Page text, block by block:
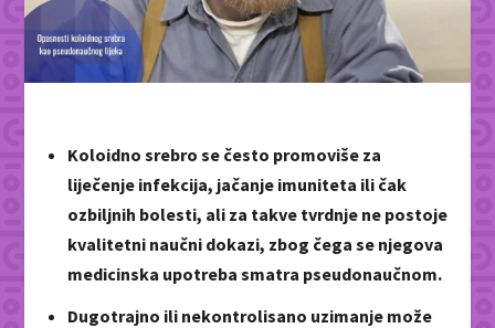
Koloidno srebro se često promoviše za
liječenje infekcija, jačanje imuniteta ili čak
ozbiljnih bolesti, ali za takve tvrdnje ne postoje
kvalitetni naučni dokazi, zbog čega se njegova
medicinska upotreba smatra pseudonaučnom.
Dugotrajno ili nekontrolisano uzimanje može